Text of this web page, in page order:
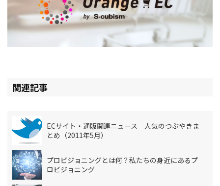
関連記事
ECサイト・通販関連ニュース 人気のつぶやきま
とめ（2011年5月）
プロビジョニングとは何？私たちの身近にあるプ
ロビジョニング